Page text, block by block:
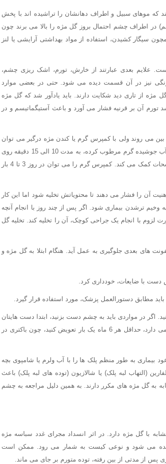
که موهای سبیل و اطراف دهانشان را تراشیده اند با پخش
در اطراف چشم احتمال بروز گل مژه را بالا می برند چون
سیگار کشیدن، استفاده از مواد بهداشتی آرایشی یا لنز
علایم بعدی عبارتند از خارش، تورم، اشک ریزی چشم،
نیز در آن قسمت دیده می شود. حتی در بعضی موارد
از تاری دید شکایت دارند. باید یادآور شد که گل مژه
تورم آن بر قرنیه فشار می آورد و باعث آستیگماتیسم و در
می روند ولی با کمپرس گرم یا کندن مژه درگیر می توان
پروسه درمان را سرعت بخشید. برای این منظور یک حوله تمیز را با آب جوشیده گرم مرطوب کرده، به مدت 10 الی 15 دقیقه روی
چشم مبتلا قرار دهید. همچنین ماساژ ملایم به تسکین درد و تخلیه ترشحات کمک می کند. کمپرس گرم را می توان در روز 3 تا 4 بار
آن را فشار می دهند تا محتویاتش تخلیه شود اما این کار
ترشدن بیماری شود. اگر پس از چند روز با انجام آنچه
با انجام یک جراحی کوچک، آن را تخلیه کند. تخلیه گل
های بعدی جلوگیری به عمل آید. هنگام ابتلا به گل مژه و
دست با ضایعات، خودداری کرد.
مطابق دستورالعمل پزشک، مورد استفاده قرار گیرد.
اگر در مواردی باید به چشم دست بزنید، ابتدا دست هایتان
را بشویید. لوازم آرایش چشم، مخصوصا ریمل را حتی اگر ظاهر سالمی دارد، حداقل هر 6 ماه یک بار تعویض کنید، چون باکتری در
بیماری به طور منظم پلک ها را با آب ولرم یا شامپوی بچه
(التهاب لبه پلک) یا شالازیون (توده های لبه پلک) باعث
به گل مژه های مکرر دارند. به همین دلیل مراجعه به چشم
با گل مژه دارد. در اثر انسداد مجرای غدد سباسه مژه
می شود و نوعی کیست به شمار می رود. ممکن است
پس از مدتی از بین رفته، توده متورم بر جای می ماند.